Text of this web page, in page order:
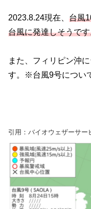
2023.8.24現在、 台風
台風に発達しそうで
また、フィリピン沖
す。※台風9号につい
引用：バイオウェザーサー